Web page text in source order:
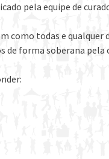
pela equipe de
como todas e qualquer
de forma soberana pela